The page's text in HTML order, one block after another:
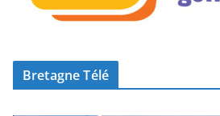
Bretagne Télé